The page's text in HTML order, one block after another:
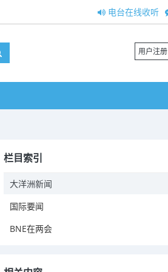
电台在线收听
用户注册
栏目索引
大洋洲新闻
国际要闻
BNE在两会